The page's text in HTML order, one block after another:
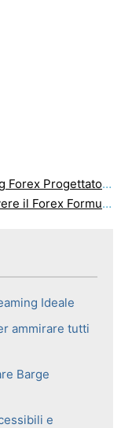
per i principianti ?
segreta per ricchezza Untold
Ideale
ammirare tutti
Barge
e